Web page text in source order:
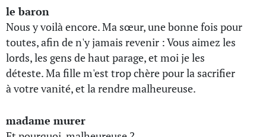
le baron
Nous y voilà encore. Ma sœur, une bonne fois pour
toutes, afin de n'y jamais revenir : Vous aimez les
lords, les gens de haut parage, et moi je les
déteste. Ma fille m'est trop chère pour la sacrifier
à votre vanité, et la rendre malheureuse.
madame murer